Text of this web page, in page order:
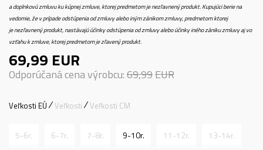
a doplnkovú zmluvu ku kúpnej zmluve, ktorej predmetom je nezľavnený produkt. Kupujúci berie na
vedomie, že v prípade odstúpenia od zmluvy alebo iným zánikom zmluvy, predmetom ktorej
je nezľavnený produkt, nastávajú účinky odstúpenia od zmluvy alebo účinky iného zániku zmluvy aj vo
vzťahu k zmluve, ktorej predmetom je zľavený produkt.
69,99 EUR
Odporúčaná cena výrobcu:69,99EUR
Veľkosti EÚ Veľkosti Veľkosti CM
5-6r. 6-7r. 7-8r. 9-10r. 11-12r. 13-14r.